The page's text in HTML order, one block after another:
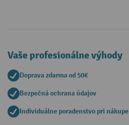
Vaše profesionálne výhody
Doprava zdarma od 50€
Bezpečná ochrana údajov
Individuálne poradenstvo pri nákupe